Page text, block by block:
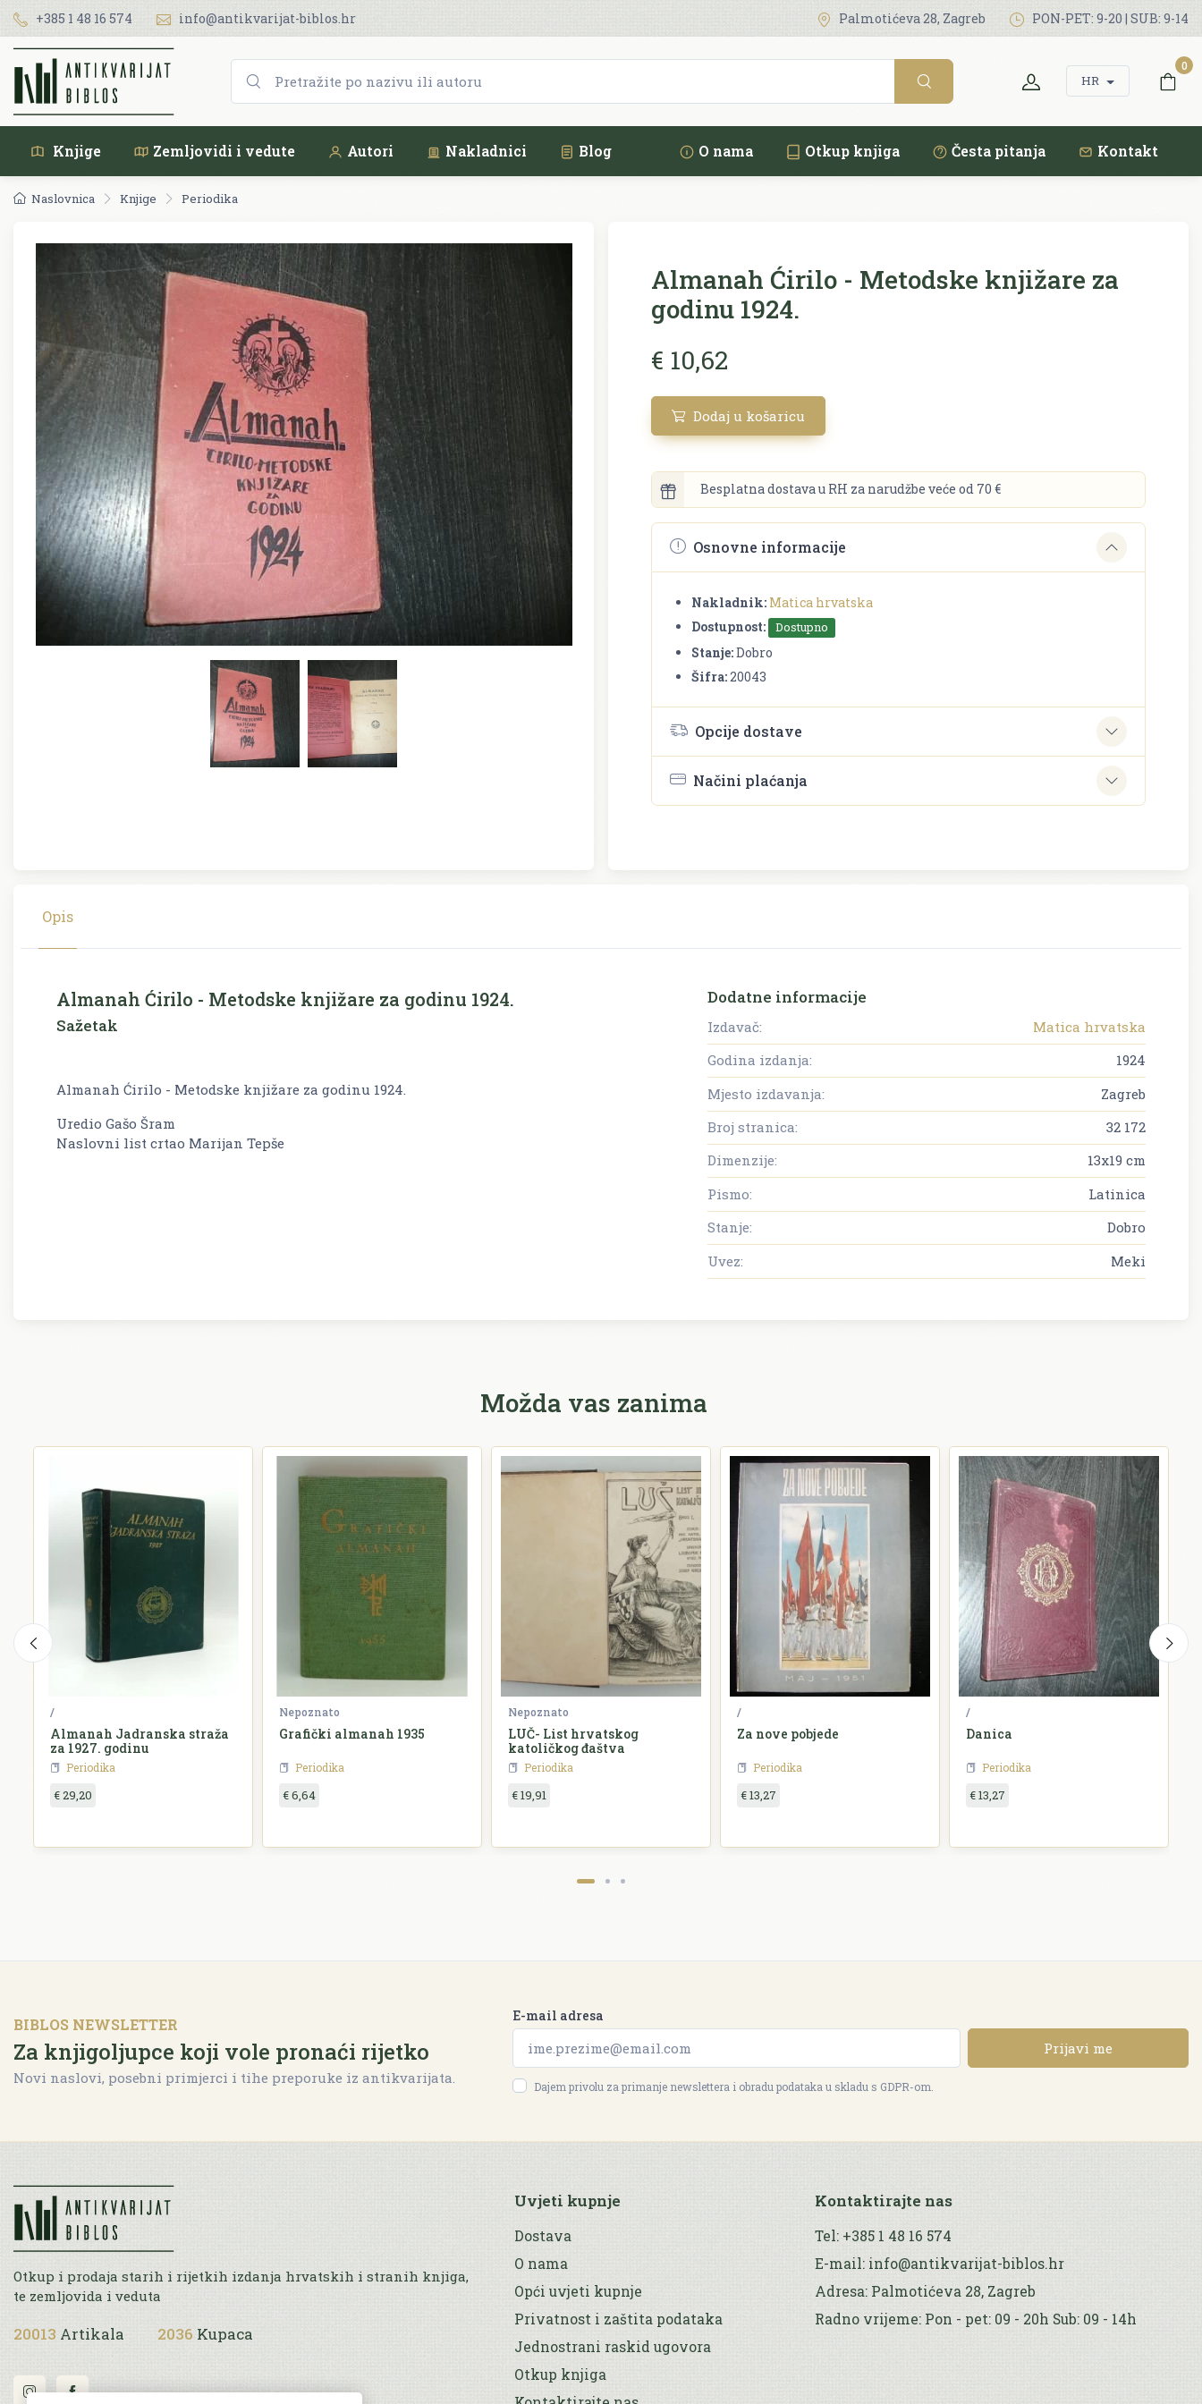
+385 1 48 16 574 info@antikvarijat-biblos.hr Palmotićeva 28, Zagreb PON-PET: 9-20 | SUB: 9-14
HR
0
Knjige Zemljovidi i vedute Autori Nakladnici Blog O nama Otkup knjiga Česta pitanja Kontakt
Naslovnica Knjige Periodika
Almanah Ćirilo - Metodske knjižare za
godinu 1924.
€ 10,62
Dodaj u košaricu
Besplatna dostava u RH za narudžbe veće od 70 €
Osnovne informacije
Nakladnik: Matica hrvatska
Dostupnost:
Dostupno
Stanje:Dobro
Šifra:20043
Opcije dostave
Načini plaćanja
Opis
Almanah Ćirilo - Metodske knjižare za godinu 1924.
Sažetak
Almanah Ćirilo - Metodske knjižare za godinu 1924.
Uredio Gašo Šram
Naslovni list crtao Marijan Tepše
Dodatne informacije
Izdavač:
Matica hrvatska
Godina izdanja:
1924
Mjesto izdavanja:
Zagreb
Broj stranica:
32 172
Dimenzije:
13x19 cm
Pismo:
Latinica
Stanje:
Dobro
Uvez:
Meki
Možda vas zanima
/
Almanah Jadranska straža
za 1927. godinu
Periodika
€ 29,20
Nepoznato
Grafički almanah 1935
Periodika
€ 6,64
Nepoznato
LUČ- List hrvatskog
katoličkog đaštva
Periodika
€ 19,91
/
Za nove pobjede
Periodika
€ 13,27
/
Danica
Periodika
€ 13,27
BIBLOS NEWSLETTER
Za knjigoljupce koji vole pronaći rijetko
Novi naslovi, posebni primjerci i tihe preporuke iz antikvarijata.
E-mail adresa
Prijavi me
Dajem privolu za primanje newslettera i obradu podataka u skladu s GDPR-om.
Otkup i prodaja starih i rijetkih izdanja hrvatskih i stranih knjiga,
te zemljovida i veduta
20013 Artikala 2036 Kupaca
Uvjeti kupnje
Dostava
O nama
Opći uvjeti kupnje
Privatnost i zaštita podataka
Jednostrani raskid ugovora
Otkup knjiga
Kontaktirajte nas
Tel: +385 1 48 16 574
E-mail: info@antikvarijat-biblos.hr
Adresa: Palmotićeva 28, Zagreb
Radno vrijeme: Pon - pet: 09 - 20h Sub: 09 - 14h